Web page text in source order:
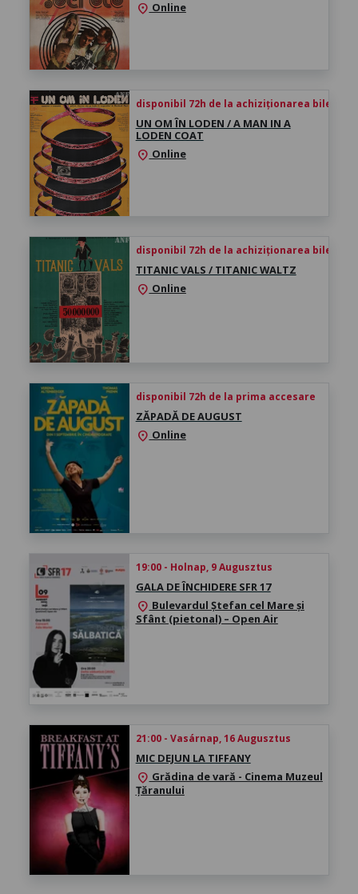
location_on Online
disponibil 72h de la achiziționarea biletului
UN OM ÎN LODEN / A MAN IN A
LODEN COAT
location_on Online
disponibil 72h de la achiziționarea biletului
TITANIC VALS / TITANIC WALTZ
location_on Online
disponibil 72h de la prima accesare
ZĂPADĂ DE AUGUST
location_on Online
19:00 - Holnap, 9 Augusztus
GALA DE ÎNCHIDERE SFR 17
location_on Bulevardul Ștefan cel Mare și
Sfânt (pietonal) – Open Air
21:00 - Vasárnap, 16 Augusztus
MIC DEJUN LA TIFFANY
location_on Grădina de vară - Cinema Muzeul
Țăranului